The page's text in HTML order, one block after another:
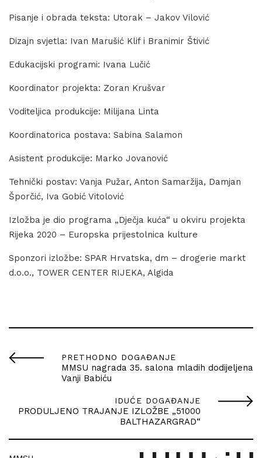
Pisanje i obrada teksta: Utorak – Jakov Vilović
Dizajn svjetla: Ivan Marušić Klif i Branimir Štivić
Edukacijski programi: Ivana Lučić
Koordinator projekta: Zoran Krušvar
Voditeljica produkcije: Milijana Linta
Koordinatorica postava: Sabina Salamon
Asistent produkcije: Marko Jovanović
Tehnički postav: Vanja Pužar, Anton Samaržija, Damjan
Šporčić, Iva Gobić Vitolović
Izložba je dio programa „Dječja kuća“ u okviru projekta
Rijeka 2020 – Europska prijestolnica kulture
Sponzori izložbe: SPAR Hrvatska, dm – drogerie markt
d.o.o., TOWER CENTER RIJEKA, Algida
PRETHODNO DOGAĐANJE
MMSU nagrada 35. salona mladih dodijeljena
Vanji Babiću
IDUĆE DOGAĐANJE
PRODULJENO TRAJANJE IZLOŽBE „51000
BALTHAZARGRAD“